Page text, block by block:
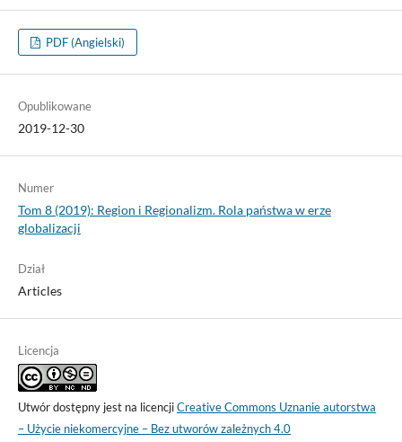
PDF (Angielski)
Opublikowane
2019-12-30
Numer
Tom 8 (2019): Region i Regionalizm. Rola państwa w erze
globalizacji
Dział
Articles
Licencja
Utwór dostępny jest na licencjiCreative Commons Uznanie autorstwa
– Użycie niekomercyjne – Bez utworów zależnych 4.0